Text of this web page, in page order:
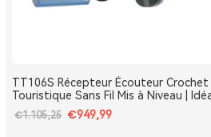
TT106S Récepteur Écouteur
Touristique Sans Fil Mis à Niveau |
Louvre et les Monuments de France
€1.105,25 €949,99